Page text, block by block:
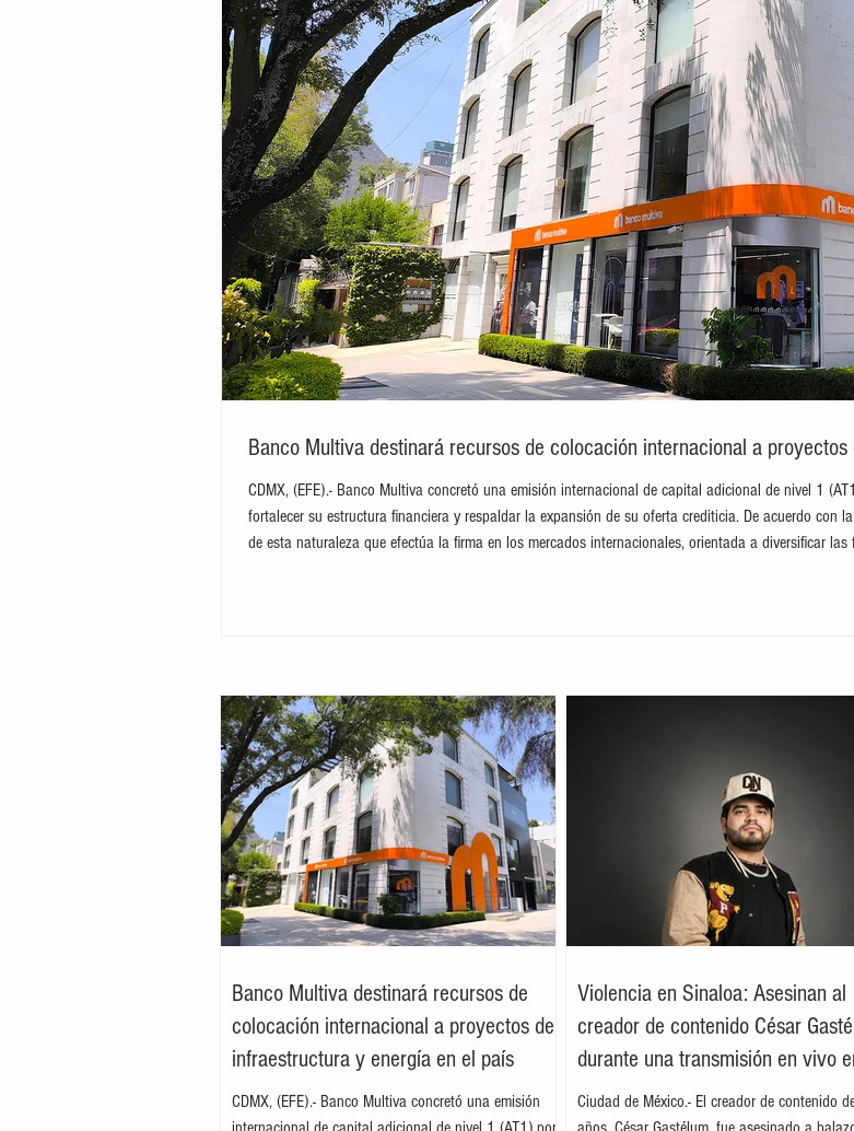
Banco Multiva destinará recursos de colocación internacional a
CDMX, (EFE).- Banco Multiva concretó una emisión internacional de capital adicional de nivel 1
fortalecer su estructura financiera y respaldar la expansión de su oferta crediticia. De acuerdo con
de esta naturaleza que efectúa la firma en los mercados internacionales, orientada a diversificar
Banco Multiva destinará recursos de
colocación internacional a proyectos de
infraestructura y energía en el país
CDMX, (EFE).- Banco Multiva concretó una emisión
Violencia en Sinaloa: Asesinan al
creador de contenido César
durante una transmisión en vivo
Culiacán
Ciudad de México.- El creador de contenido